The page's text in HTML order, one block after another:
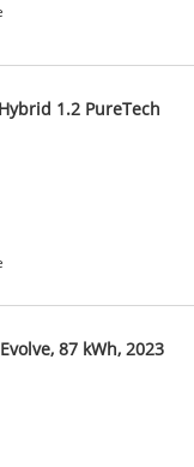
1.2 PureTech
87 kWh, 2023